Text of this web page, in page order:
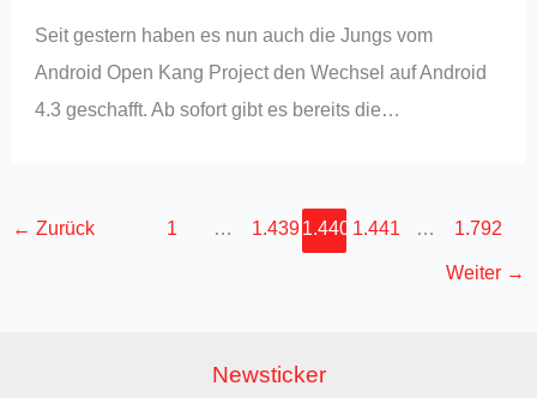
Seit gestern haben es nun auch die Jungs vom
Android Open Kang Project den Wechsel auf Android
4.3 geschafft. Ab sofort gibt es bereits die…
← Zurück 1 … 1.439 1.440 1.441 … 1.792
Weiter →
Newsticker